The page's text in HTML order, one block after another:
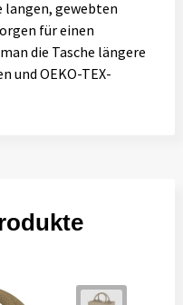
langen, gewebten
für einen
die Tasche längere
und OEKO-TEX-